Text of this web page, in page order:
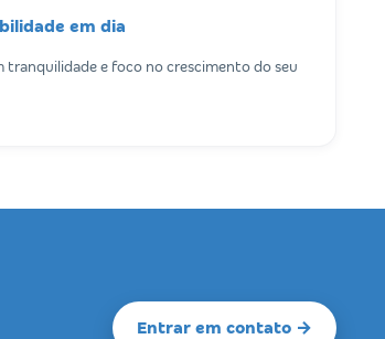
em dia
tranquilidade e foco no crescimento do seu
Entrar em contato →